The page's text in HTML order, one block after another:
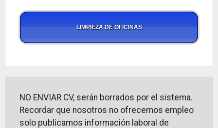
LIMPIEZA DE OFICINAS
NO ENVIAR CV, serán borrados por el sistema.
Recordar que nosotros no ofrecemos empleo
solo publicamos información laboral de